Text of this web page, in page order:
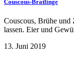
Couscous-Bratlinge
Couscous, Brühe und
lassen. Eier und
13. Juni 2019